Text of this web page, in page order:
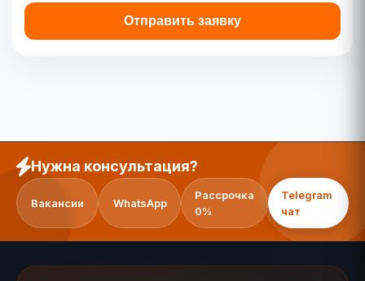
Отправить заявку
Нужна консультация?
Вакансии WhatsApp
Рассрочка
0%
Telegram
чат